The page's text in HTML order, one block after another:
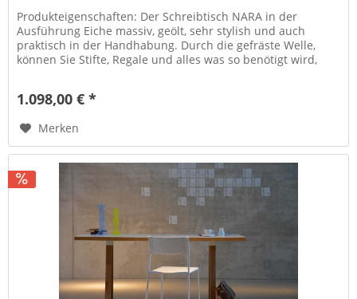
Produkteigenschaften: Der Schreibtisch NARA in der
Ausführung Eiche massiv, geölt, sehr stylish und auch
praktisch in der Handhabung. Durch die gefräste Welle,
können Sie Stifte, Regale und alles was so benötigt wird,
1.098,00 € *
Merken